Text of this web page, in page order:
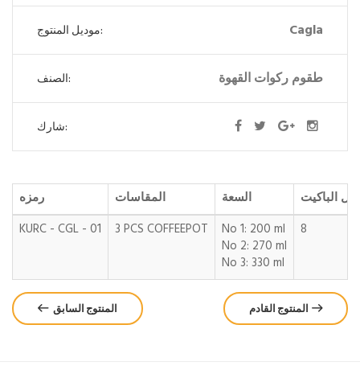
موديل المنتوج: Cagla
الصنف: طقوم ركوات القهوة
شارك:
رمزه المقاسات السعة
الباكيت
KURC - CGL - 01
3 PCS COFFEEPOT No 1: 200 ml
No 2: 270 ml
No 3: 330 ml
8
المنتوج السابق